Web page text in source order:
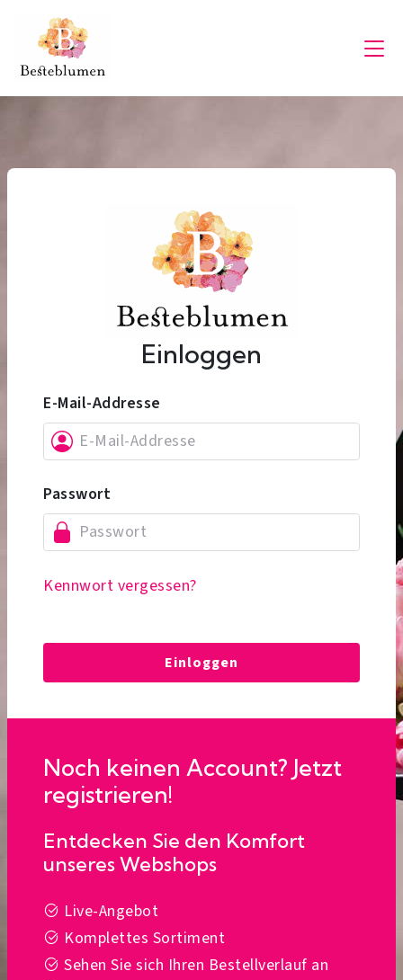
Einloggen
E-Mail-Addresse
Passwort
Kennwort vergessen?
Einloggen
Noch keinen Account? Jetzt
registrieren!
Entdecken Sie den Komfort
unseres Webshops
Live-Angebot
Komplettes Sortiment
Sehen Sie sich Ihren Bestellverlauf an